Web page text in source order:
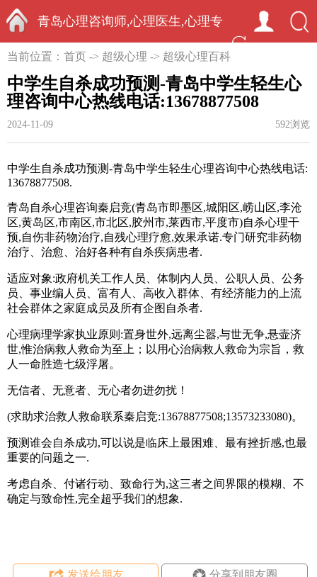
首页
青岛心理咨询师,心理医生,心理专
家-中国心理学家秦启竞
当前位置： 首页 -> 超级心理 -> 超级心理百科
中学生自杀成功预测-青岛中学生轻生心
理咨询中心热线电话:13678877508
2024-11-09 592浏览
中学生自杀成功预测-青岛中学生轻生心理咨询中心热线电话:
13678877508.
青岛自杀心理咨询秦启竞(青岛市即墨区,城阳区,崂山区,李沧
区,黄岛区,市南区,市北区,胶州市,莱西市,平度市)自杀心理干
预,自伤非药物治疗,自残心理疗愈,效果承诺.专门研究非药物
治疗、治愈、治好各种有自杀疾病患者.
适应对象:政府机关工作人员、体制内人员、公职人员、公务
员、事业编人员、富有人、高收入群体、有经济能力的上流
社会群体之家庭成员及所有企图自杀者.
心理病理学家执业原则:置身世外,远离尘嚣,与世无争,悬壶济
世,惟治病救人救命为至上；以用心治病救人救命为宗旨，救
人一命胜造七级浮屠。
无信者、无意者、无心者勿进勿扰！
(求助求治救人救命联系秦启竞:13678877508;13573233080)。
预测谁会自杀成功,可以说是临床上最困难、最有挫折感,也最
重要的问题之一.
考虑自杀、付诸行动、致命行为,这三者之间界限的模糊、不
确定与致命性,完全超乎我们的想象.
发送给朋友 分享到朋友圈